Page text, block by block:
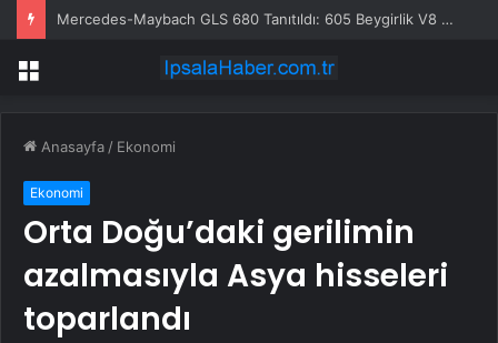
Mercedes-Maybach GLS 680 Tanıtıldı: 605 Beygirlik V8 Motorla Geliyor
Menü
Anasayfa / Ekonomi
Ekonomi
Orta Doğu’daki gerilimin
azalmasıyla Asya hisseleri
toparlandı